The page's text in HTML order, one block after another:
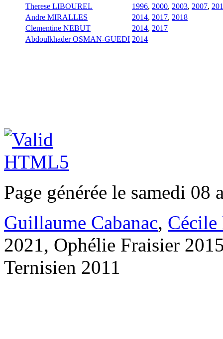
Therese LIBOUREL
1996, 2000, 2003, 2007,
Andre MIRALLES
2014, 2017, 2018
Clementine NEBUT
2014, 2017
Abdoulkhader OSMAN-GUEDI 2014
Page générée le samedi
Guillaume Cabanac, Cécile
2021, Ophélie Fraisier
Ternisien 2011